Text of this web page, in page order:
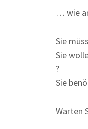
… wie
Sie
Sie
?
Sie
Warten